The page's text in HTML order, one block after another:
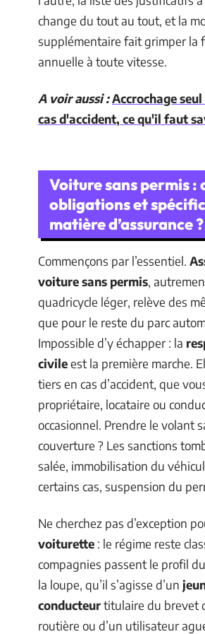
change du tout au tout, et la
supplémentaire fait grimper la
annuelle à toute vitesse.
A voir aussi :Accrochage
cas d'accident, ce qu'il faut
Voiture sans permis :
obligations et
matière d’assurance ?
Commençons par l’essentiel.
voiture sans permis,
quadricycle léger, relève des
que pour le reste du parc
Impossible d’y échapper : la
civileest la première marche.
tiers en cas d’accident, que
propriétaire, locataire ou
occasionnel. Prendre le volant
couverture ? Les sanctions
salée, immobilisation du
certains cas, suspension du
Ne cherchez pas d’exception
voiturette : le régime reste
compagnies passent le profil
la loupe, qu’il s’agisse d’un
conducteurtitulaire du brevet
routière ou d’un utilisateur